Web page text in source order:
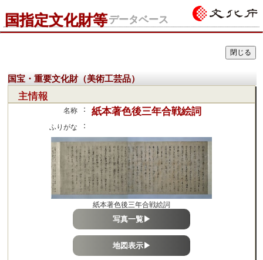
国指定文化財等データベース
国宝・重要文化財（美術工芸品）
主情報
名称 ： 紙本著色後三年合戦絵詞
ふりがな ：
紙本著色後三年合戦絵詞
写真一覧▶
地図表示▶